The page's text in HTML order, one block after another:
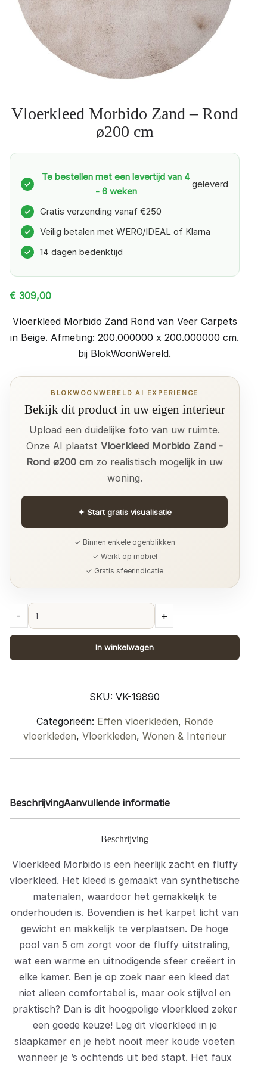
Vloerkleed Morbido Zand – Rond
ø200 cm
✓
Te bestellen met een levertijd van 4
- 6 weken
geleverd
✓ Gratis verzending vanaf €250
✓ Veilig betalen met WERO/IDEAL of Klarna
✓ 14 dagen bedenktijd
€ 309,00
Vloerkleed Morbido Zand Rond van Veer Carpets
in Beige. Afmeting: 200.000000 x 200.000000 cm.
bij BlokWoonWereld.
BLOKWOONWERELD AI EXPERIENCE
Bekijk dit product in uw eigen interieur
Upload een duidelijke foto van uw ruimte.
Onze AI plaatst Vloerkleed Morbido Zand -
Rond ø200 cm zo realistisch mogelijk in uw
woning.
✦ Start gratis visualisatie
✓ Binnen enkele ogenblikken
✓ Werkt op mobiel
✓ Gratis sfeerindicatie
cm
- +
In winkelwagen
SKU: VK-19890
Categorieën: Effen vloerkleden, Ronde
vloerkleden, Vloerkleden, Wonen & Interieur
BeschrijvingAanvullende informatie
Beschrijving
Vloerkleed Morbido is een heerlijk zacht en fluffy
vloerkleed. Het kleed is gemaakt van synthetische
materialen, waardoor het gemakkelijk te
onderhouden is. Bovendien is het karpet licht van
gewicht en makkelijk te verplaatsen. De hoge
pool van 5 cm zorgt voor de fluffy uitstraling,
wat een warme en uitnodigende sfeer creëert in
elke kamer. Ben je op zoek naar een kleed dat
niet alleen comfortabel is, maar ook stijlvol en
praktisch? Dan is dit hoogpolige vloerkleed zeker
een goede keuze! Leg dit vloerkleed in je
slaapkamer en je hebt nooit meer koude voeten
wanneer je ’s ochtends uit bed stapt. Het faux